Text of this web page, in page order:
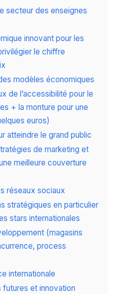
secteur des enseignes
innovant pour les
le chiffre
modèles économiques
de l’accessibilité pour le
+ la monture pour une
euros)
atteindre le grand public
de marketing et
meilleure couverture
réseaux sociaux
stratégiques en particulier
stars internationales
(magasins
process
internationale
futures et innovation